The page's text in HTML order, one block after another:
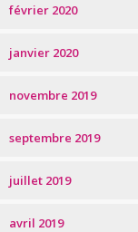
février 2020
janvier 2020
novembre 2019
septembre 2019
juillet 2019
avril 2019